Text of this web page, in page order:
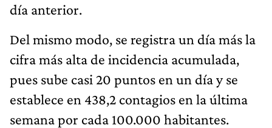
día anterior.
Del mismo modo, se registra un día más la
cifra más alta de incidencia acumulada,
pues sube casi 20 puntos en un día y se
establece en 438,2 contagios en la última
semana por cada 100.000 habitantes.